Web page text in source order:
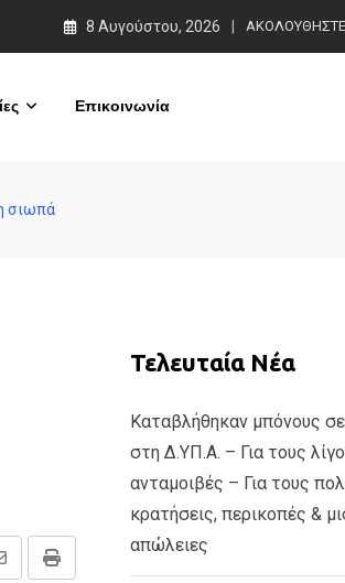
8 Αυγούστου, 2026
Επικοινωνία
σιωπά
Print
Τελευταία Νέα
Καταβλήθηκαν μπόνους σε
στη Δ.ΥΠ.Α. – Για τους
ανταμοιβές – Για τους
κρατήσεις, περικοπές &
απώλειες